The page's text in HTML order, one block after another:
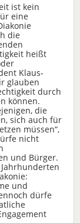
ist kein
eine
die
heißt
Klaus-
glauben
durch
können.
die
sich auch für
müssen“,
nicht
und Bürger.
und
dürfe